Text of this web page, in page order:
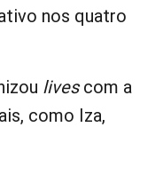
nos quatro
livescom a
como Iza,